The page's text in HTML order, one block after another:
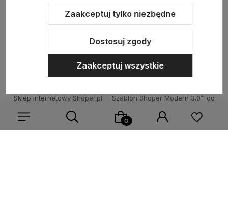
Sklep internetowy Shoper.pl Szablon Shoper Modern 3.0™ od
Zaakceptuj tylko niezbędne
Dostosuj zgody
Zaakceptuj wszystkie